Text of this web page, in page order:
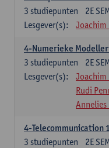
2E
3 studiepunten
Lesgever(s):
Joachim
4-Numerieke
2E
3 studiepunten
Lesgever(s):
Joachim
Rudi
Annelies
4-Telecommunication 1
2E
3 studiepunten